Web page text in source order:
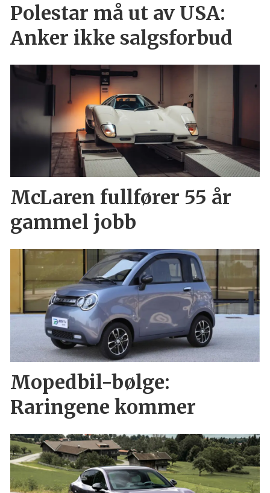
Polestar må ut av USA:
Anker ikke salgsforbud
McLaren fullfører 55 år
gammel jobb
Mopedbil-bølge:
Raringene kommer